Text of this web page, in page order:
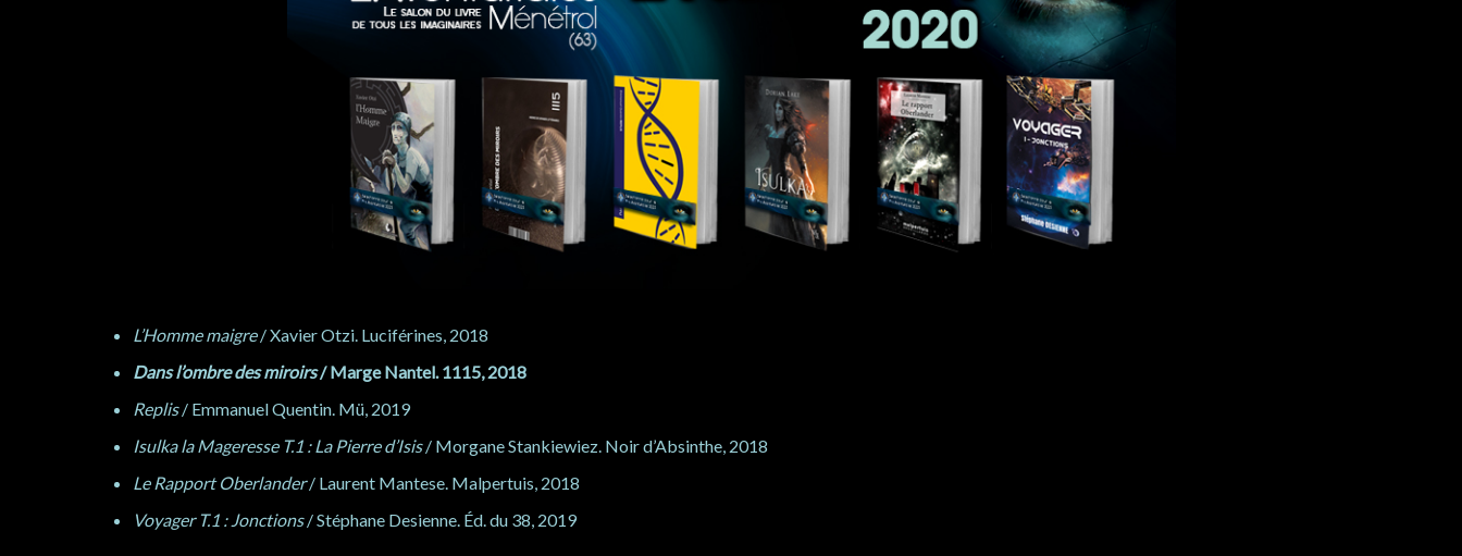
L’Homme maigre/ Xavier Otzi. Luciférines, 2018
Dans l’ombre des miroirs/ Marge Nantel. 1115, 2018
Replis/ Emmanuel Quentin. Mü, 2019
Isulka la Mageresse T.1 : La Pierre d’Isis/ Morgane Stankiewiez. Noir d’Absinthe, 2018
Le Rapport Oberlander/ Laurent Mantese. Malpertuis, 2018
Voyager T.1 : Jonctions/ Stéphane Desienne. Éd. du 38, 2019